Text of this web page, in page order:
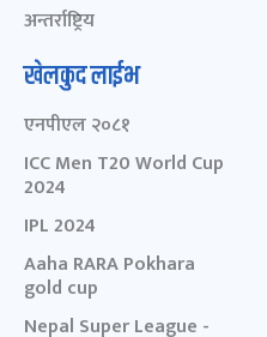
अन्तर्राष्ट्रिय
खेलकुद लाईभ
एनपीएल २०८१
ICC Men T20 World Cup
2024
IPL 2024
Aaha RARA Pokhara
gold cup
Nepal Super League -